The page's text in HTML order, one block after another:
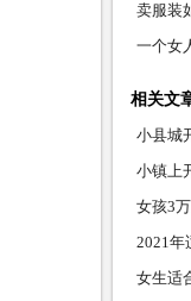
卖服装
一个女
相关文
小县城
小镇上
女孩3
2021年
女生适